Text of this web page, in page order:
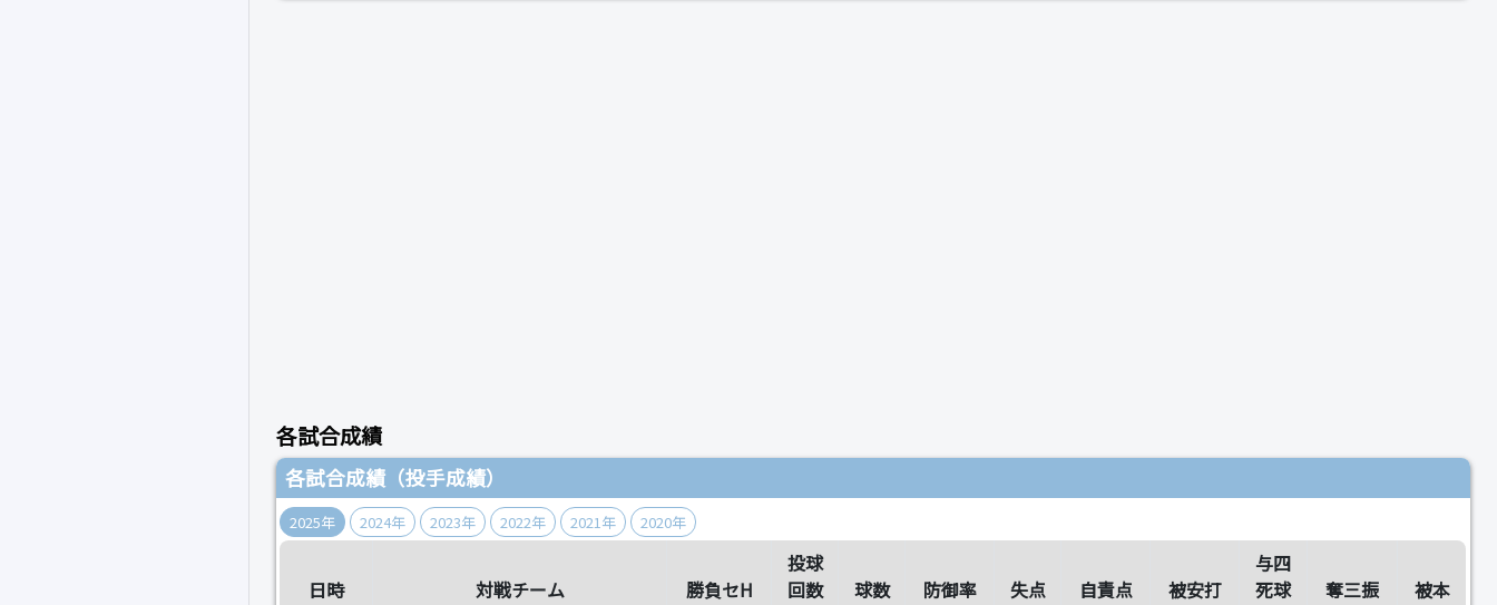
各試合成績
各試合成績（投手成績）
2025年 2024年 2023年 2022年 2021年 2020年
日時 対戦チーム 勝負セH
投球
回数
球数 防御率 失点 自責点 被安打
与四
死球
奪三振 被本